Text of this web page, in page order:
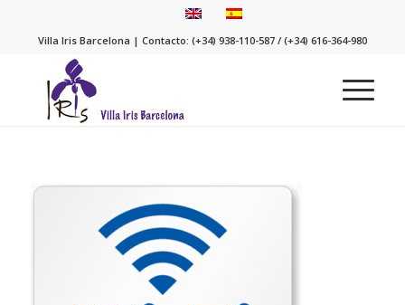
Villa Iris Barcelona | Contacto: (+34) 938-110-587 / (+34) 616-364-980